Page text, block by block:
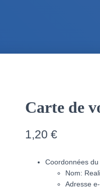
Carte de
1,20 €
Coordonnées
Nom:
Adresse